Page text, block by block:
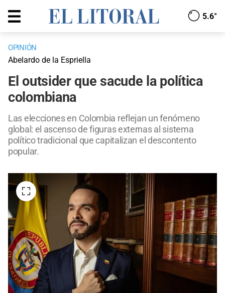
5.6°
OPINIÓN
Abelardo de la Espriella
El outsider que sacude la política
colombiana
Las elecciones en Colombia reflejan un fenómeno
global: el ascenso de figuras externas al sistema
político tradicional que capitalizan el descontento
popular.